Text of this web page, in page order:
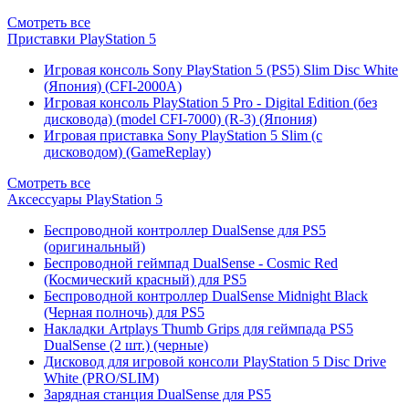
Смотреть все
Приставки PlayStation 5
Игровая консоль Sony PlayStation 5 (PS5) Slim Disc White
(Япония) (CFI-2000A)
Игровая консоль PlayStation 5 Pro - Digital Edition (без
дисковода) (model CFI-7000) (R-3) (Япония)
Игровая приставка Sony PlayStation 5 Slim (с
дисководом) (GameReplay)
Смотреть все
Аксессуары PlayStation 5
Беспроводной контроллер DualSense для PS5
(оригинальный)
Беспроводной геймпад DualSense - Cosmic Red
(Космический красный) для PS5
Беспроводной контроллер DualSense Midnight Black
(Черная полночь) для PS5
Накладки Artplays Thumb Grips для геймпада PS5
DualSense (2 шт.) (черные)
Дисковод для игровой консоли PlayStation 5 Disc Drive
White (PRO/SLIM)
Зарядная станция DualSense для PS5